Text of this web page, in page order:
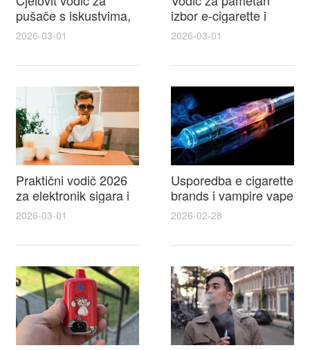
pušače s iskustvima,
recenzijama i
cigarette na e cigareta
2026-03-01
izbor e-cigarette i
savjeti kako postići
elektronske cigarete
2026-03-01
Praktični vodič 2026
za elektronik sigara i
mtm e cigarete s
recenzijama i
2026-03-01
Usporedba e cigarette
brands i vampire vape
za 2026 – vodič s
i najboljim ponudama
2026-02-28